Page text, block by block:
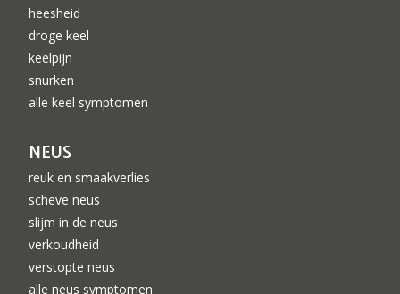
heesheid
droge keel
keelpijn
snurken
alle keel symptomen
NEUS
reuk en smaakverlies
scheve neus
slijm in de neus
verkoudheid
verstopte neus
alle neus symptomen